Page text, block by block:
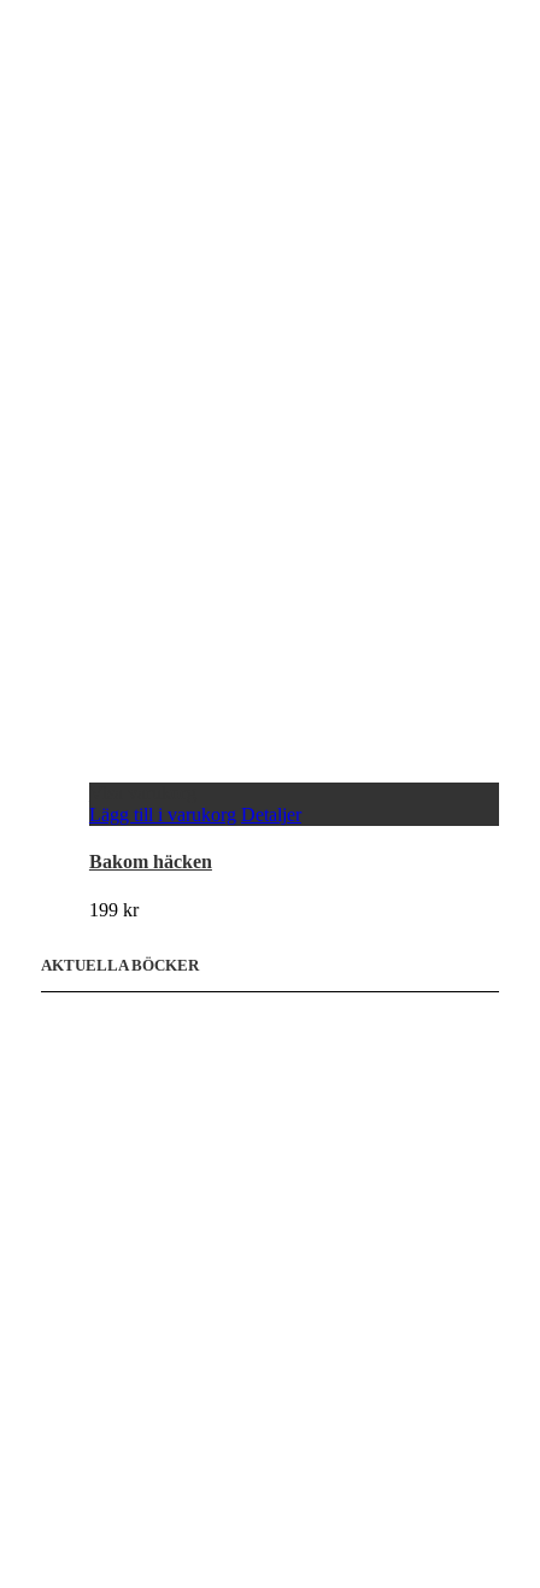
Lägg till i varukorg Detaljer
Bakom häcken
199 kr
AKTUELLA BÖCKER